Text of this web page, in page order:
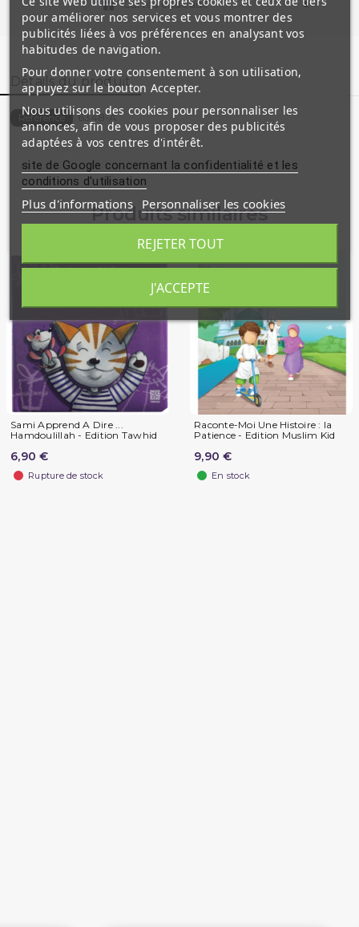
Cartes cadeaux
Détails du produit
Référence 6348-A
Produits similaires
Sami Apprend A Dire ...
Hamdoulillah - Edition Tawhid
6,90 €
Rupture de stock
Raconte-Moi Une Histoire : la
Patience - Edition Muslim Kid
9,90 €
En stock
pour améliorer nos services et vous montrer des
publicités liées à vos préférences en analysant vos
habitudes de navigation.
Pour donner votre consentement à son utilisation,
appuyez sur le bouton Accepter.
Nous utilisons des cookies pour personnaliser les
annonces, afin de vous proposer des publicités
adaptées à vos centres d'intérêt.
site de Google concernant la confidentialité et les
conditions d'utilisation
Plus d'informations Personnaliser les cookies
REJETER TOUT
J'ACCEPTE